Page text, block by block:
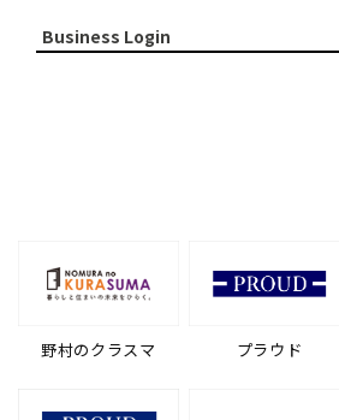
Business Login
野村のクラスマ プラウド